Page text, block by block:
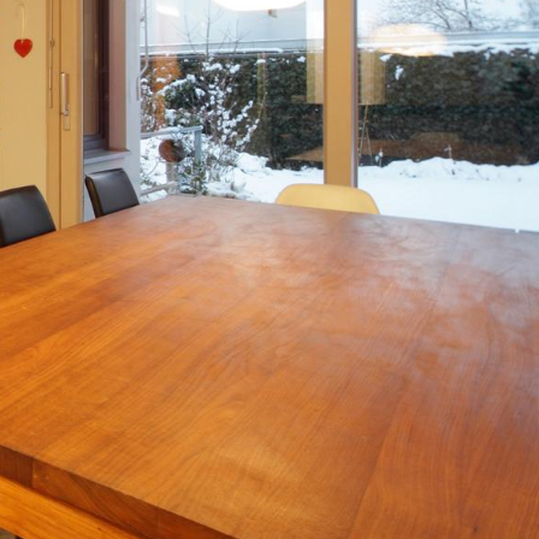
Services
Projekte
News
Kontakt
Impressum